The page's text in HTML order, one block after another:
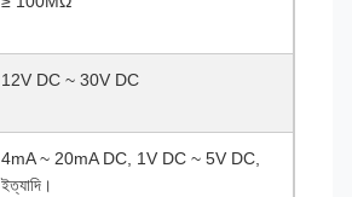
12V DC ~ 30V DC
4mA ~ 20mA DC, 1V DC ~ 5V DC,
ইত্যাদি।